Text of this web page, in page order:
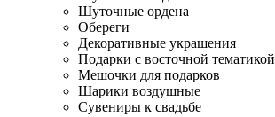
Шуточные ордена
Обереги
Декоративные украшения
Подарки с восточной тематикой
Мешочки для подарков
Шарики воздушные
Сувениры к свадьбе